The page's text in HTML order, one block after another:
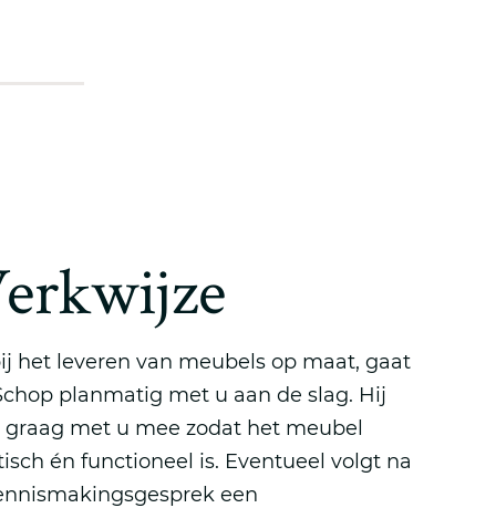
het leveren van meubels op maat, gaat
planmatig met u aan de slag. Hij
met u mee zodat het meubel
én functioneel is. Eventueel volgt na
een